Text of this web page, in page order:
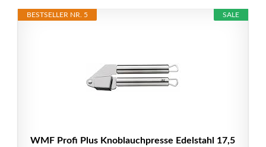
SALE
BESTSELLER NR. 5
WMF Profi Plus Knoblauchpresse Edelstahl 17,5